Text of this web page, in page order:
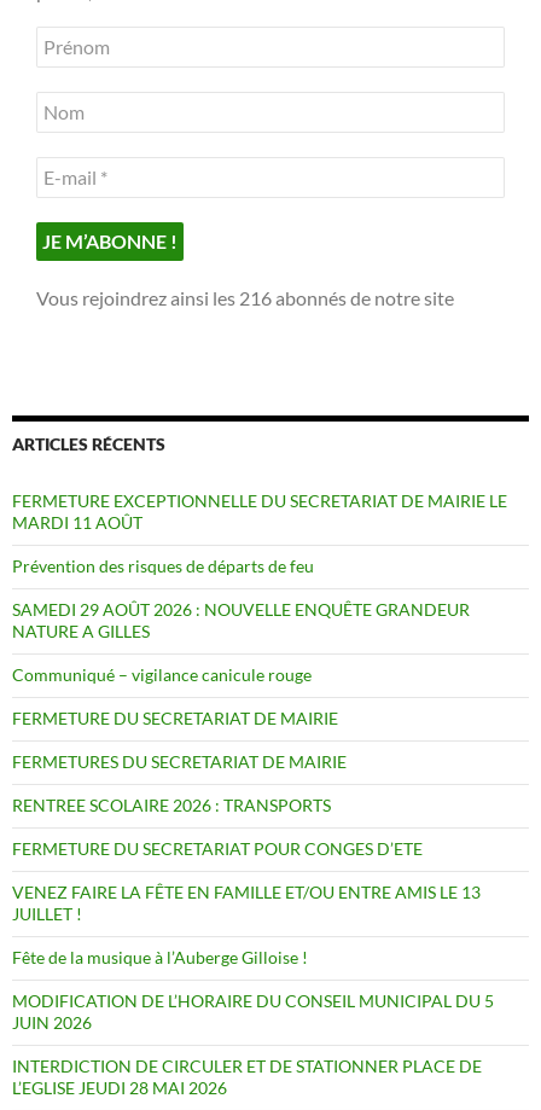
Vous rejoindrez ainsi les 216 abonnés de notre site
ARTICLES RÉCENTS
FERMETURE EXCEPTIONNELLE DU SECRETARIAT DE MAIRIE LE
MARDI 11 AOÛT
Prévention des risques de départs de feu
SAMEDI 29 AOÛT 2026 : NOUVELLE ENQUÊTE GRANDEUR
NATURE A GILLES
Communiqué – vigilance canicule rouge
FERMETURE DU SECRETARIAT DE MAIRIE
FERMETURES DU SECRETARIAT DE MAIRIE
RENTREE SCOLAIRE 2026 : TRANSPORTS
FERMETURE DU SECRETARIAT POUR CONGES D’ETE
VENEZ FAIRE LA FÊTE EN FAMILLE ET/OU ENTRE AMIS LE 13
JUILLET !
Fête de la musique à l’Auberge Gilloise !
MODIFICATION DE L’HORAIRE DU CONSEIL MUNICIPAL DU 5
JUIN 2026
INTERDICTION DE CIRCULER ET DE STATIONNER PLACE DE
L’EGLISE JEUDI 28 MAI 2026